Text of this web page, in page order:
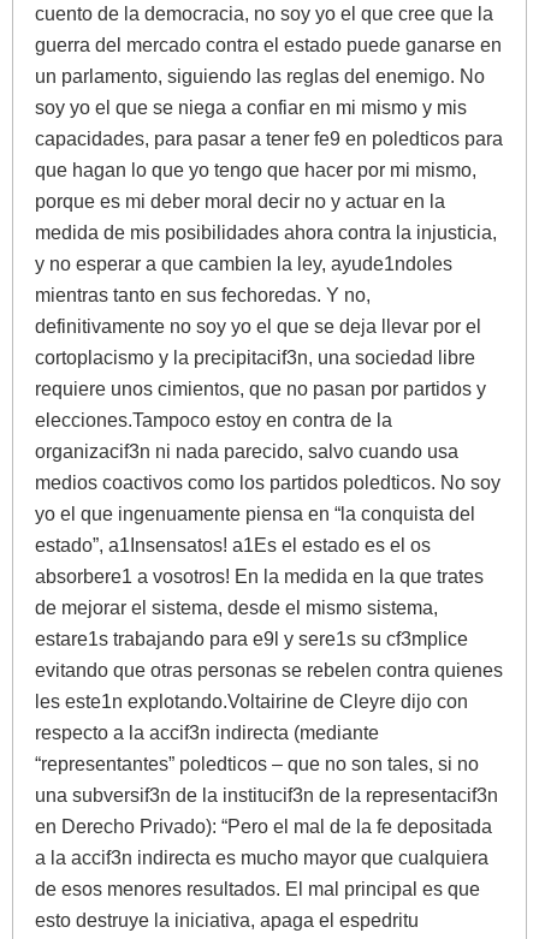
cuento de la democracia, no soy yo el que cree que la
guerra del mercado contra el estado puede ganarse en
un parlamento, siguiendo las reglas del enemigo. No
soy yo el que se niega a confiar en mi mismo y mis
capacidades, para pasar a tener fe9 en poledticos para
que hagan lo que yo tengo que hacer por mi mismo,
porque es mi deber moral decir no y actuar en la
medida de mis posibilidades ahora contra la injusticia,
y no esperar a que cambien la ley, ayude1ndoles
mientras tanto en sus fechoredas. Y no,
definitivamente no soy yo el que se deja llevar por el
cortoplacismo y la precipitacif3n, una sociedad libre
requiere unos cimientos, que no pasan por partidos y
elecciones.Tampoco estoy en contra de la
organizacif3n ni nada parecido, salvo cuando usa
medios coactivos como los partidos poledticos. No soy
yo el que ingenuamente piensa en “la conquista del
estado”, a1Insensatos! a1Es el estado es el os
absorbere1 a vosotros! En la medida en la que trates
de mejorar el sistema, desde el mismo sistema,
estare1s trabajando para e9l y sere1s su cf3mplice
evitando que otras personas se rebelen contra quienes
les este1n explotando.Voltairine de Cleyre dijo con
respecto a la accif3n indirecta (mediante
“representantes” poledticos – que no son tales, si no
una subversif3n de la institucif3n de la representacif3n
en Derecho Privado): “Pero el mal de la fe depositada
a la accif3n indirecta es mucho mayor que cualquiera
de esos menores resultados. El mal principal es que
esto destruye la iniciativa, apaga el espedritu